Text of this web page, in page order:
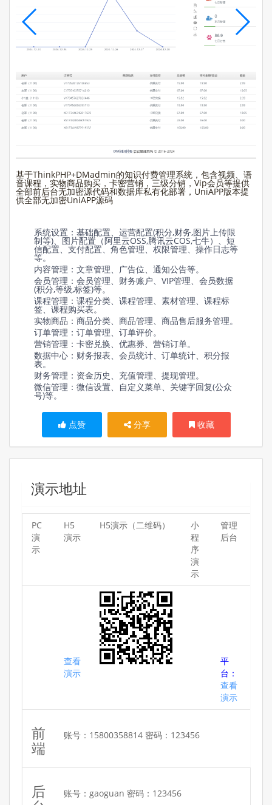
基于ThinkPHP+DMadmin的知识付费管理系统，包含视频、语
音课程，实物商品购买，卡密营销，三级分销，Vip会员等提供
全部前后台无加密源代码和数据库私有化部署，UniAPP版本提
供全部无加密UniAPP源码
系统设置：基础配置、运营配置(积分,财务,图片上传限
制等)、图片配置（阿里云OSS,腾讯云COS,七牛）、短
信配置、支付配置、角色管理、权限管理、操作日志等
等。
内容管理：文章管理、广告位、通知公告等。
会员管理：会员管理、财务账户、VIP管理、会员数据
(积分,等级,标签)等。
课程管理：课程分类、课程管理、素材管理、课程标
签、课程购买表。
实物商品：商品分类、商品管理、商品售后服务管理。
订单管理：订单管理、订单评价。
营销管理：卡密兑换、优惠券、营销订单。
数据中心：财务报表、会员统计、订单统计、积分报
表。
财务管理：资金历史、充值管理、提现管理。
微信管理：微信设置、自定义菜单、关键字回复(公众
号)等。
点赞 分享 收藏
演示地址
PC
演
示
H5
演示
H5演示（二维码）
小
程
序
演
示
管理
后台
查看
演示
平
台：
查看
演示
前
端
账号：15800358814 密码：123456
后
账号：gaoguan 密码：123456